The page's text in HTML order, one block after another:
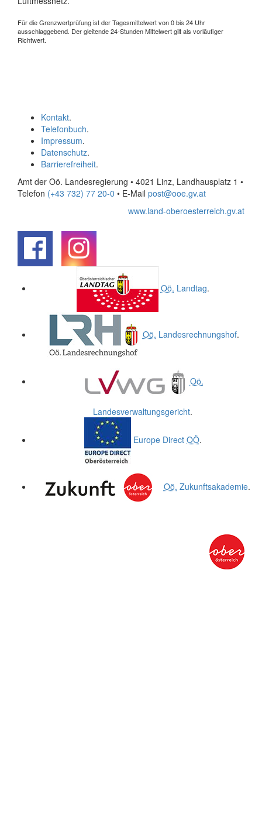
Für die Grenzwertprüfung ist der Tagesmittelwert von 0 bis 24 Uhr
ausschlaggebend. Der gleitende 24-Stunden Mittelwert gilt als vorläufiger
Richtwert.
Kontakt.
Telefonbuch.
Impressum.
Datenschutz.
Barrierefreiheit.
Amt der Oö. Landesregierung • 4021 Linz, Landhausplatz 1 •
Telefon (+43 732) 77 20-0 • E-Mail post@ooe.gv.at
www.land-oberoesterreich.gv.at
Oö. Landtag.
Oö. Landesrechnungshof.
Oö.
Landesverwaltungsgericht.
Europe Direct OÖ.
Oö. Zukunftsakademie.